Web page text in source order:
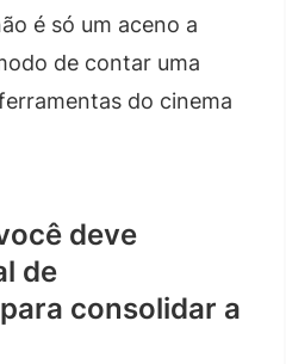
é só um aceno a
de contar uma
do cinema
deve
de
consolidar a